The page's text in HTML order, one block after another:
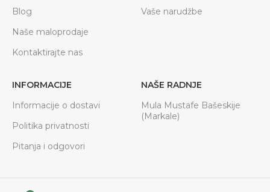
Blog
Naše maloprodaje
Kontaktirajte nas
Vaše narudžbe
INFORMACIJE
Informacije o dostavi
Politika privatnosti
Pitanja i odgovori
NAŠE RADNJE
Mula Mustafe Bašeskije
(Markale)